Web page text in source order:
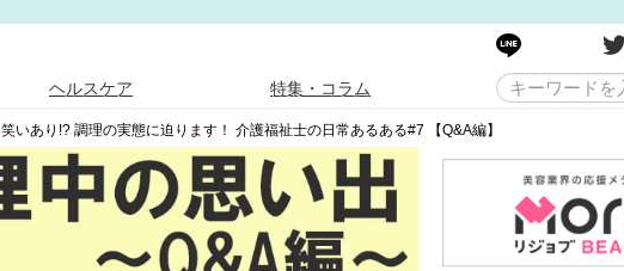
ヘルスケア 特集・コラム
笑いあり!? 調理の実態に迫ります！ 介護福祉士の日常あるある#7 【Q&A編】